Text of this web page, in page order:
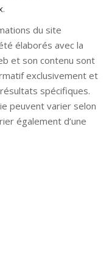
.
du site
élaborés avec la
et son contenu sont
exclusivement et
spécifiques.
peuvent varier selon
également d’une